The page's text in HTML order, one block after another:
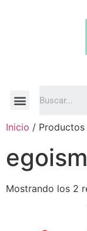
Inicio / Productos
Mostrando los 2